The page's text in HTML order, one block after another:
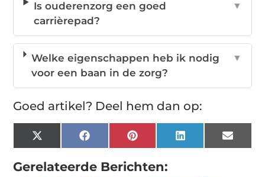
Is ouderenzorg een goed
carrièrepad?
▼
Welke eigenschappen heb ik nodig
voor een baan in de zorg?
▼
Goed artikel? Deel hem dan op:
X
(Twitter)
FacebookPinterest LinkedIn Email
Gerelateerde Berichten: